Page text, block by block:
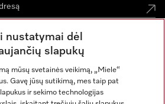
nustatymai dėl
slapukų
mūsų svetainės veikimą, „Miele“
Gavę jūsų sutikimą, mes taip pat
ir sekimo technologijas